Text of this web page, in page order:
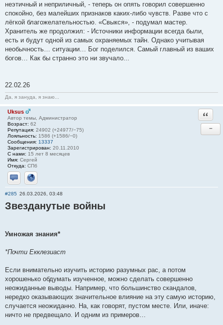
неэтичный и неприличный, - теперь он опять говорил совершенно
спокойно, без малейших признаков каких-либо чувств. Разве что с
лёгкой благожелательностью. «Свыкся», - подумал мастер.
Хранитель же продолжил: - Источники информации всегда были,
есть и будут одной из самых охраняемых тайн. Однако учитывая
необычность… ситуации… Бог поделился. Самый главный из ваших
богов… Как бы странно это ни звучало...
22.02.26
Да, я зануда, я знаю...
Uksus
Автор темы, Администратор
Возраст: 62
Репутация: 24902 (+24977/−75)
Лояльность: 1586 (+1586/−0)
Сообщения: 13337
Зарегистрирован: 20.11.2010
С нами: 15 лет 8 месяцев
Имя: Сергей
Откуда: СПб
Отправить личное сообщение
Сайт
−
#285 26.03.2026, 03:48
Звезданутые войны
Умножая знания*
*Почти Екклезиаст
Если внимательно изучить историю разумных рас, а потом
хорошенько обдумать изученное, можно сделать совершенно
неожиданные выводы. Например, что большинство скандалов,
нередко оказывающих значительное влияние на эту самую историю,
случается неожиданно. На, как говорят, пустом месте. Или, иначе:
ничто не предвещало. И одним из примеров…